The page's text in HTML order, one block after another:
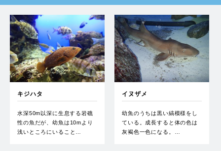
キジハタ
水深50m以深に生息する岩礁
性の魚だが、幼魚は10mより
浅いところにいること…
イヌザメ
幼魚のうちは黒い縞模様をし
ている。成長すると体の色は
灰褐色一色になる。…